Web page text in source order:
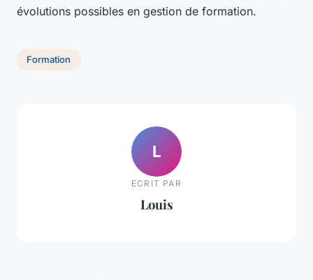
évolutions possibles en gestion de formation.
Formation
L
ECRIT PAR
Louis